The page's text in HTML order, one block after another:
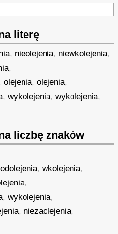
literę
, nieolejenia, niewkolejenia,
,
olejenia,olejenia,
,wykolejenia,wykolejenia,
liczbę znaków
odolejenia,wkolejenia,
,
,wykolejenia,
, niezaolejenia,